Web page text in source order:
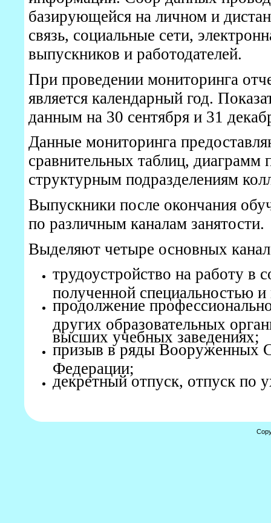
базирующейся на личном и
связь, социальные сети,
выпускников и работодателей.
При проведении мониторинга
является календарный год.
данным на 30 сентября и 31
Данные мониторинга
сравнительных таблиц, диаграмм
структурным подразделениям
Выпускники после окончания
по различным каналам занятости.
Выделяют четыре основных
трудоустройство на работу в
полученной специальностью
продолжение
других образовательных
высших учебных заведениях;
призыв в ряды Вооруженных
Федерации;
декретный отпуск, отпуск по